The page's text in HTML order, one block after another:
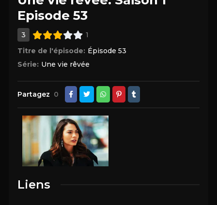
Episode 53
3
1
Titre de l'épisode: Épisode 53
Série: Une vie rêvée
Partagez 0
Liens